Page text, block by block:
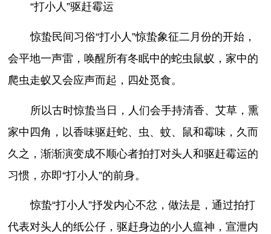
“打小人”驱赶霉运
惊蛰民间习俗“打小人”惊蛰象征二月份的开始，
会平地一声雷，唤醒所有冬眠中的蛇虫鼠蚁，家中的
爬虫走蚁又会应声而起，四处觅食。
所以古时惊蛰当日，人们会手持清香、艾草，熏
家中四角，以香味驱赶蛇、虫、蚊、鼠和霉味，久而
久之，渐渐演变成不顺心者拍打对头人和驱赶霉运的
习惯，亦即“打小人”的前身。
惊蛰“打小人”抒发内心不忿，做法是，通过拍打
代表对头人的纸公仔，驱赶身边的小人瘟神，宣泄内